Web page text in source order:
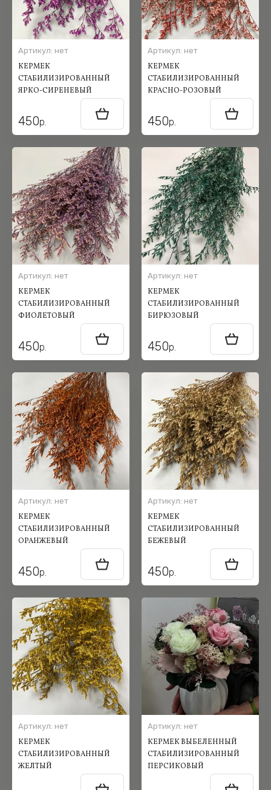
Артикул: нет
КЕРМЕК
СТАБИЛИЗИРОВАННЫЙ
ЯРКО-СИРЕНЕВЫЙ
450р.
Артикул: нет
КЕРМЕК
СТАБИЛИЗИРОВАННЫЙ
КРАСНО-РОЗОВЫЙ
450р.
Артикул: нет
КЕРМЕК
СТАБИЛИЗИРОВАННЫЙ
ФИОЛЕТОВЫЙ
450р.
Артикул: нет
КЕРМЕК
СТАБИЛИЗИРОВАННЫЙ
БИРЮЗОВЫЙ
450р.
Артикул: нет
КЕРМЕК
СТАБИЛИЗИРОВАННЫЙ
ОРАНЖЕВЫЙ
450р.
Артикул: нет
КЕРМЕК
СТАБИЛИЗИРОВАННЫЙ
БЕЖЕВЫЙ
450р.
Артикул: нет
КЕРМЕК
СТАБИЛИЗИРОВАННЫЙ
ЖЕЛТЫЙ
Артикул: нет
КЕРМЕК ВЫБЕЛЕННЫЙ
СТАБИЛИЗИРОВАННЫЙ
ПЕРСИКОВЫЙ